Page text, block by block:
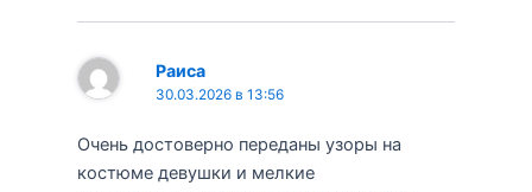
Раиса
30.03.2026 в 13:56
Очень достоверно переданы узоры на
костюме девушки и мелкие